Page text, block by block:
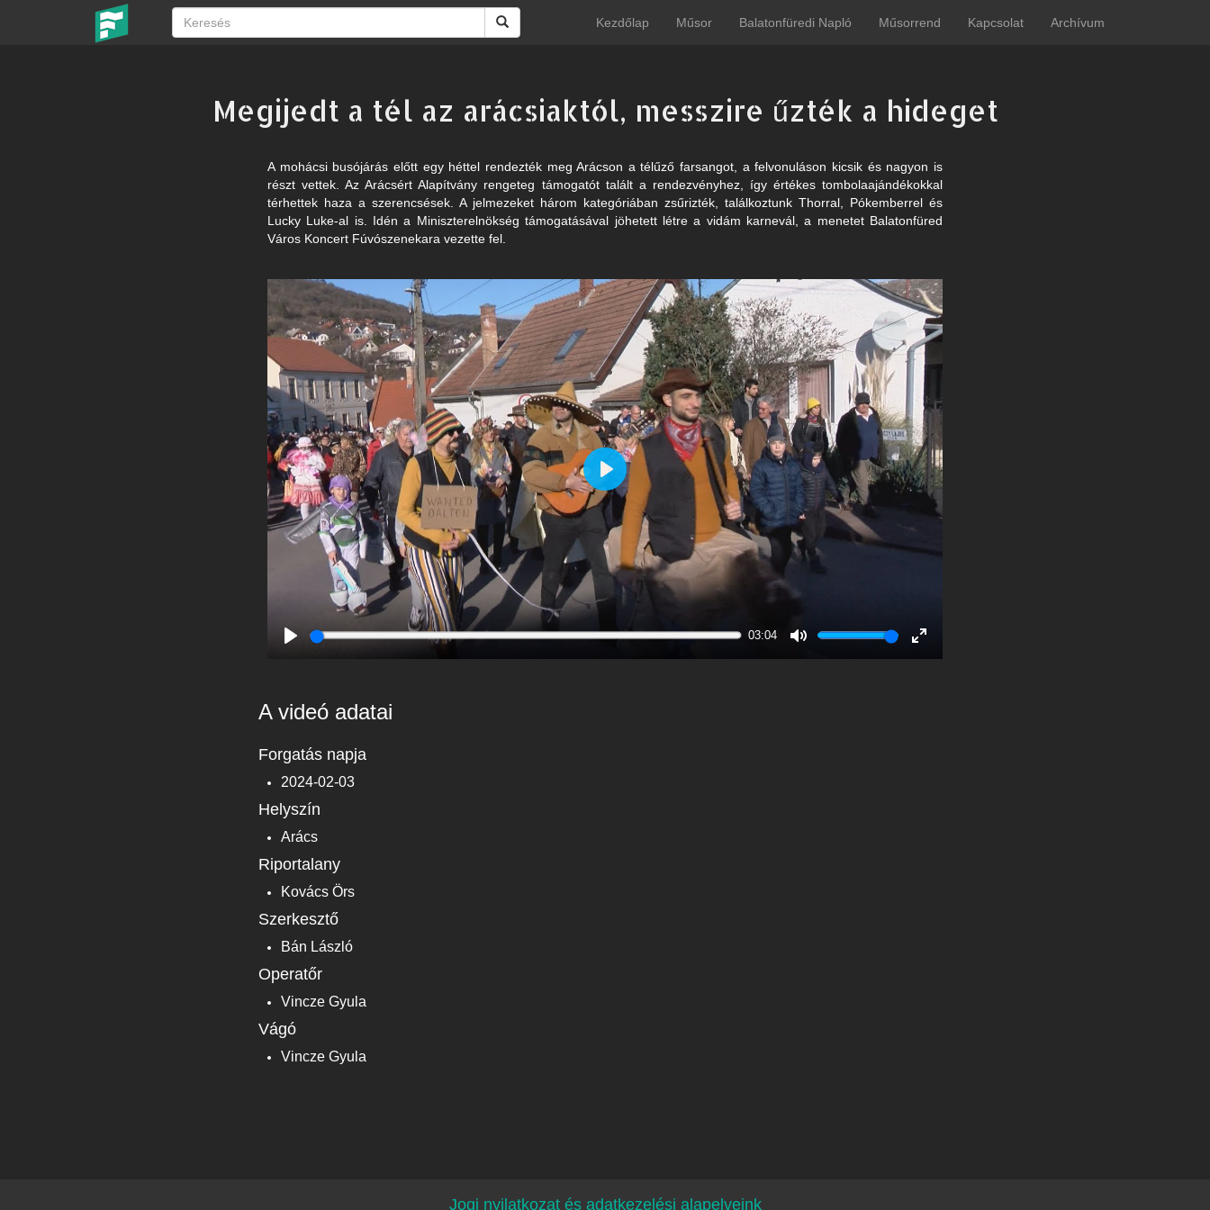
Kezdőlap Műsor Balatonfüredi Napló Műsorrend Kapcsolat Archívum
Megijedt a tél az arácsiaktól, messzire űzték a hideget
A mohácsi busójárás előtt egy héttel rendezték meg Arácson a télűző farsangot, a felvonuláson kicsik és nagyon is
részt vettek. Az Arácsért Alapítvány rengeteg támogatót talált a rendezvényhez, így értékes tombolaajándékokkal
térhettek haza a szerencsések. A jelmezeket három kategóriában zsűrizték, találkoztunk Thorral, Pókemberrel és
Lucky Luke-al is. Idén a Miniszterelnökség támogatásával jöhetett létre a vidám karnevál, a menetet Balatonfüred
Város Koncert Fúvószenekara vezette fel.
03:04
Play
A videó adatai
Forgatás napja
2024-02-03
Helyszín
Arács
Riportalany
Kovács Örs
Szerkesztő
Bán László
Operatőr
Vincze Gyula
Vágó
Vincze Gyula
Jogi nyilatkozat és adatkezelési alapelveink